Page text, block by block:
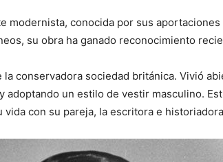
modernista, conocida por sus
su obra ha ganado reconocimiento
conservadora sociedad británica. Vivió
un estilo de vestir masculino.
con su pareja, la escritora e